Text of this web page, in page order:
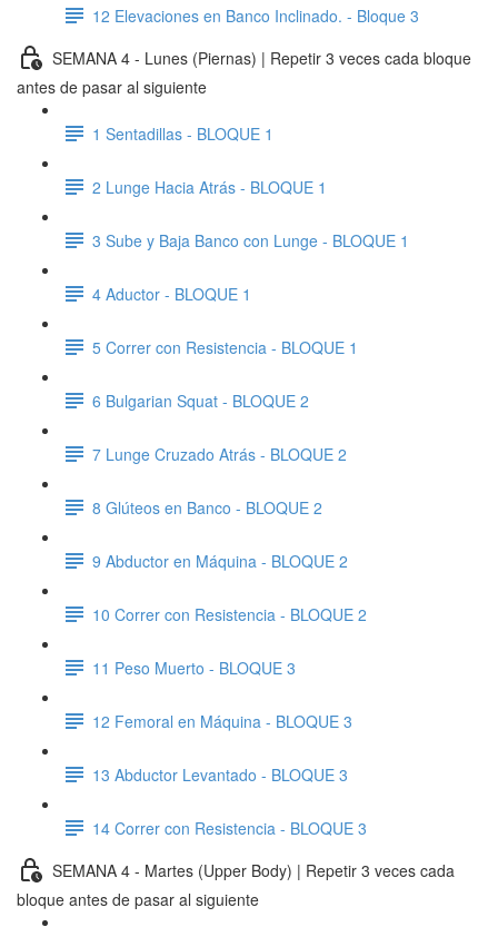
12 Elevaciones en Banco Inclinado. - Bloque 3
SEMANA 4 - Lunes (Piernas) | Repetir 3 veces cada bloque
antes de pasar al siguiente
1 Sentadillas - BLOQUE 1
2 Lunge Hacia Atrás - BLOQUE 1
3 Sube y Baja Banco con Lunge - BLOQUE 1
4 Aductor - BLOQUE 1
5 Correr con Resistencia - BLOQUE 1
6 Bulgarian Squat - BLOQUE 2
7 Lunge Cruzado Atrás - BLOQUE 2
8 Glúteos en Banco - BLOQUE 2
9 Abductor en Máquina - BLOQUE 2
10 Correr con Resistencia - BLOQUE 2
11 Peso Muerto - BLOQUE 3
12 Femoral en Máquina - BLOQUE 3
13 Abductor Levantado - BLOQUE 3
14 Correr con Resistencia - BLOQUE 3
SEMANA 4 - Martes (Upper Body) | Repetir 3 veces cada
bloque antes de pasar al siguiente